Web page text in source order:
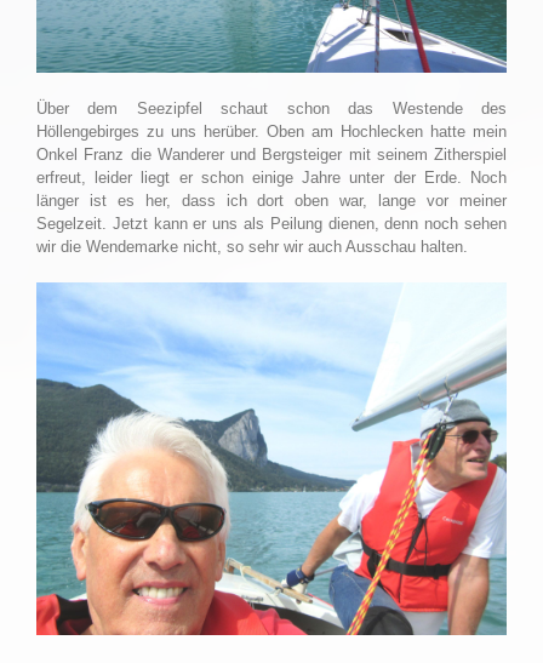
Über dem Seezipfel schaut schon das Westende des
Höllengebirges zu uns herüber. Oben am Hochlecken hatte mein
Onkel Franz die Wanderer und Bergsteiger mit seinem Zitherspiel
erfreut, leider liegt er schon einige Jahre unter der Erde. Noch
länger ist es her, dass ich dort oben war, lange vor meiner
Segelzeit. Jetzt kann er uns als Peilung dienen, denn noch sehen
wir die Wendemarke nicht, so sehr wir auch Ausschau halten.